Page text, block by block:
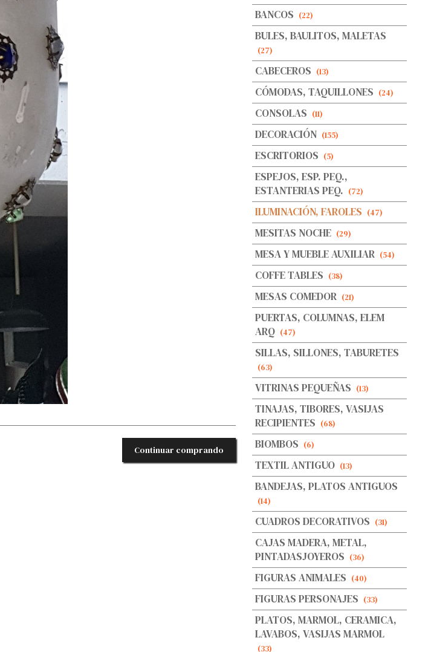
BANCOS (22)
BULES, BAULITOS, MALETAS
(27)
CABECEROS (13)
CÓMODAS, TAQUILLONES (24)
CONSOLAS (11)
DECORACIÓN (155)
ESCRITORIOS (5)
ESPEJOS, ESP. PEQ.,
ESTANTERIAS PEQ. (72)
ILUMINACIÓN, FAROLES (47)
MESITAS NOCHE (29)
MESA Y MUEBLE AUXILIAR (54)
COFFE TABLES (38)
MESAS COMEDOR (21)
PUERTAS, COLUMNAS, ELEM
ARQ (47)
SILLAS, SILLONES, TABURETES
(63)
VITRINAS PEQUEÑAS (13)
TINAJAS, TIBORES, VASIJAS
RECIPIENTES (68)
BIOMBOS (6)
TEXTIL ANTIGUO (13)
BANDEJAS, PLATOS ANTIGUOS
(14)
CUADROS DECORATIVOS (31)
CAJAS MADERA, METAL,
PINTADASJOYEROS (36)
FIGURAS ANIMALES (40)
FIGURAS PERSONAJES (33)
PLATOS, MARMOL, CERAMICA,
LAVABOS, VASIJAS MARMOL
(33)
Continuar comprando